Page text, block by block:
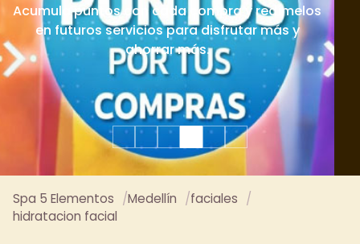
Tenemos bonos de regalo para cumpleaños,
aniversarios, fechas especiales y celebraciones
en grupo.
Spa 5 Elementos Medellín
faciales
hidratacion facial